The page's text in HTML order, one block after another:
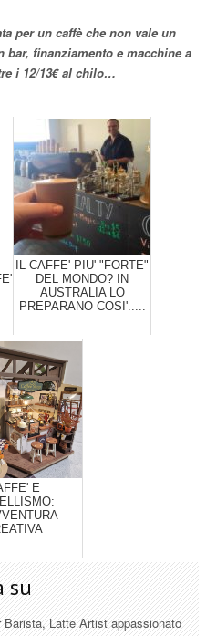
per un caffè che non vale un
bar, finanziamento e macchine a
i 12/13€ al chilo…
IL CAFFE' PIU' "FORTE"
DEL MONDO? IN
AUSTRALIA LO
PREPARANO COSI'.....
E
su
Barista, Latte Artist appassionato